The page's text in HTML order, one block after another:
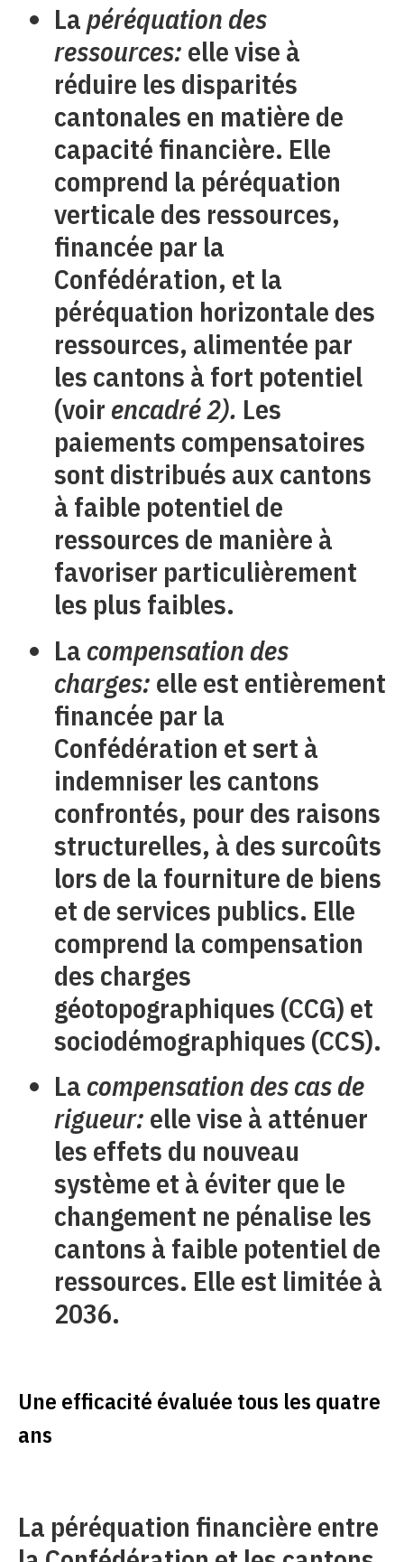
Lapéréquation des
ressources: elle vise à
réduire les disparités
cantonales en matière de
capacité financière. Elle
comprend la péréquation
verticale des ressources,
financée par la
Confédération, et la
péréquation horizontale des
ressources, alimentée par
les cantons à fort potentiel
(voir encadré 2). Les
paiements compensatoires
sont distribués aux cantons
à faible potentiel de
ressources de manière à
favoriser particulièrement
les plus faibles.
La compensation des
charges: elle est entièrement
financée par la
Confédération et sert à
indemniser les cantons
confrontés, pour des raisons
structurelles, à des surcoûts
lors de la fourniture de biens
et de services publics. Elle
comprend la compensation
des charges
géotopographiques (CCG) et
sociodémographiques (CCS).
La compensation des cas de
rigueur: elle vise à atténuer
les effets du nouveau
système et à éviter que le
changement ne pénalise les
cantons à faible potentiel de
ressources. Elle est limitée à
2036.
Une efficacité évaluée tous les quatre
ans
La péréquation financière entre